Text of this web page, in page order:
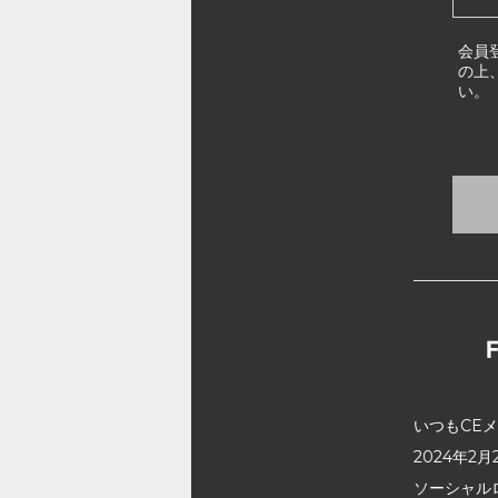
会員
の上
い。
いつもCE
2024年2月
ソーシャ